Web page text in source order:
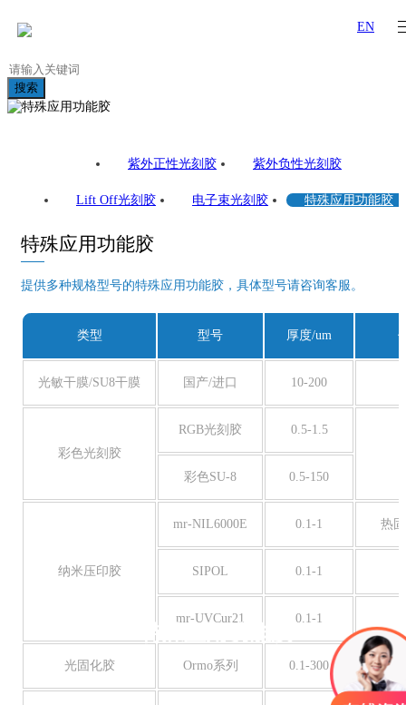
EN
搜索
特殊应用功能胶
紫外正性光刻胶 紫外负性光刻胶
Lift Off光刻胶 电子束光刻胶 特殊应用功能胶
特殊应用功能胶
提供多种规格型号的特殊应用功能胶，具体型号请咨询客服。
类型 型号 厚度/um
光敏干膜/SU8干膜 国产/进口 10-200
彩色光刻胶
RGB光刻胶
0.5-1.5
彩色SU-8
0.5-150
纳米压印胶
mr-NIL6000E 0.1-1 热
SIPOL 0.1-1
mr-UVCur21 0.1-1
光固化胶 Ormo系列 0.1-300 热